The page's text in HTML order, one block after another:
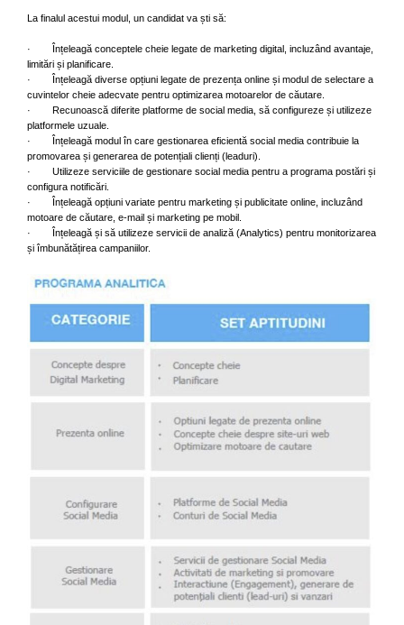
La finalul acestui modul, un candidat va ști să:
· Înțeleagă conceptele cheie legate de marketing digital, incluzând avantaje,
limitări și planificare.
· Înțeleagă diverse opțiuni legate de prezența online și modul de selectare a
cuvintelor cheie adecvate pentru optimizarea motoarelor de căutare.
· Recunoască diferite platforme de social media, să configureze și utilizeze
platformele uzuale.
· Înțeleagă modul în care gestionarea eficientă social media contribuie la
promovarea și generarea de potențiali clienți (leaduri).
· Utilizeze serviciile de gestionare social media pentru a programa postări și
configura notificări.
· Înțeleagă opțiuni variate pentru marketing și publicitate online, incluzând
motoare de căutare, e-mail și marketing pe mobil.
· Înțeleagă și să utilizeze servicii de analiză (Analytics) pentru monitorizarea
și îmbunătățirea campaniilor.